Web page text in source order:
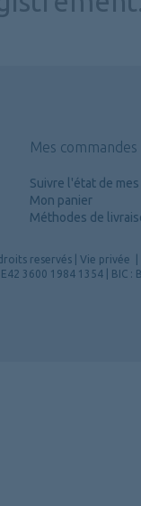
Mes commandes
Suivre l'état de
Mon panier
Méthodes de
reservés Vie privée
3600 1984 1354 | BIC :